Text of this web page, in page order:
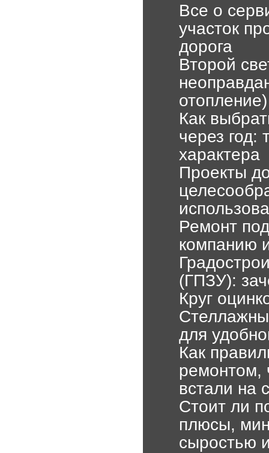
Все о
участок
дорога
Второй
отопление)
Как
через год:
характера
Проекты
Ремонт
компанию
(ГПЗУ):
Круг
для
Как
ремонтом,
встали на
Стоит ли
плюсы,
сыростью